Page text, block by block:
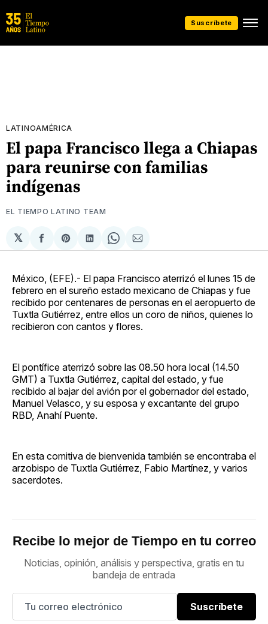
Suscríbete
LATINOAMÉRICA
El papa Francisco llega a Chiapas
para reunirse con familias
indígenas
EL TIEMPO LATINO TEAM
𝕏
Compartir
en
Share
on
Compartir
en
Share
on
Compartir
via
México, (EFE).- El papa Francisco aterrizó el lunes 15 de
febrero en el sureño estado mexicano de Chiapas y fue
recibido por centenares de personas en el aeropuerto de
Tuxtla Gutiérrez, entre ellos un coro de niños, quienes lo
recibieron con cantos y flores.
El pontífice aterrizó sobre las 08.50 hora local (14.50
GMT) a Tuxtla Gutiérrez, capital del estado, y fue
recibido al bajar del avión por el gobernador del estado,
Manuel Velasco, y su esposa y excantante del grupo
RBD, Anahí Puente.
En esta comitiva de bienvenida también se encontraba el
arzobispo de Tuxtla Gutiérrez, Fabio Martínez, y varios
sacerdotes.
Recibe lo mejor de Tiempo en tu correo
Noticias, opinión, análisis y perspectiva, gratis en tu
bandeja de entrada
Suscríbete